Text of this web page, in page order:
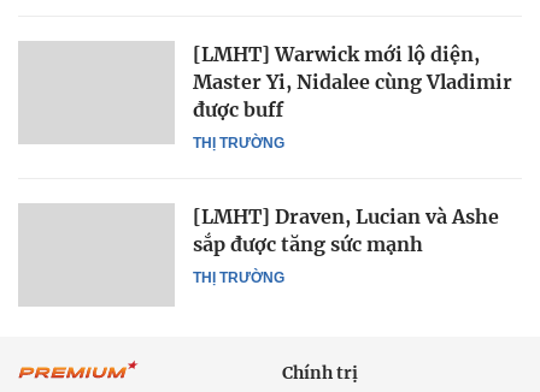
THỊ TRƯỜNG
[LMHT] Warwick mới lộ diện,
Master Yi, Nidalee cùng Vladimir
được buff
THỊ TRƯỜNG
[LMHT] Draven, Lucian và Ashe
sắp được tăng sức mạnh
Chính trị